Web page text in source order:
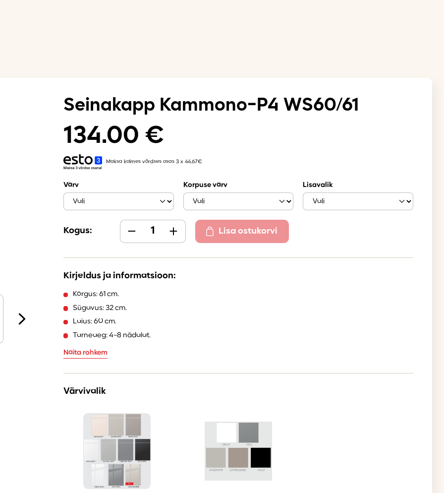
Seinakapp Kammono-P4 WS60/61
134.00 €
Maksa kolmes võrdses osas 3 x 44.67€
Värv Korpuse värv Lisavalik
Kogus: Lisa ostukorvi
Kirjeldus ja informatsioon:
Kõrgus: 61 cm.
Sügavus: 32 cm.
Laius: 60 cm.
Tarneaeg: 4-8 nädalat.
Näita rohkem
Värvivalik